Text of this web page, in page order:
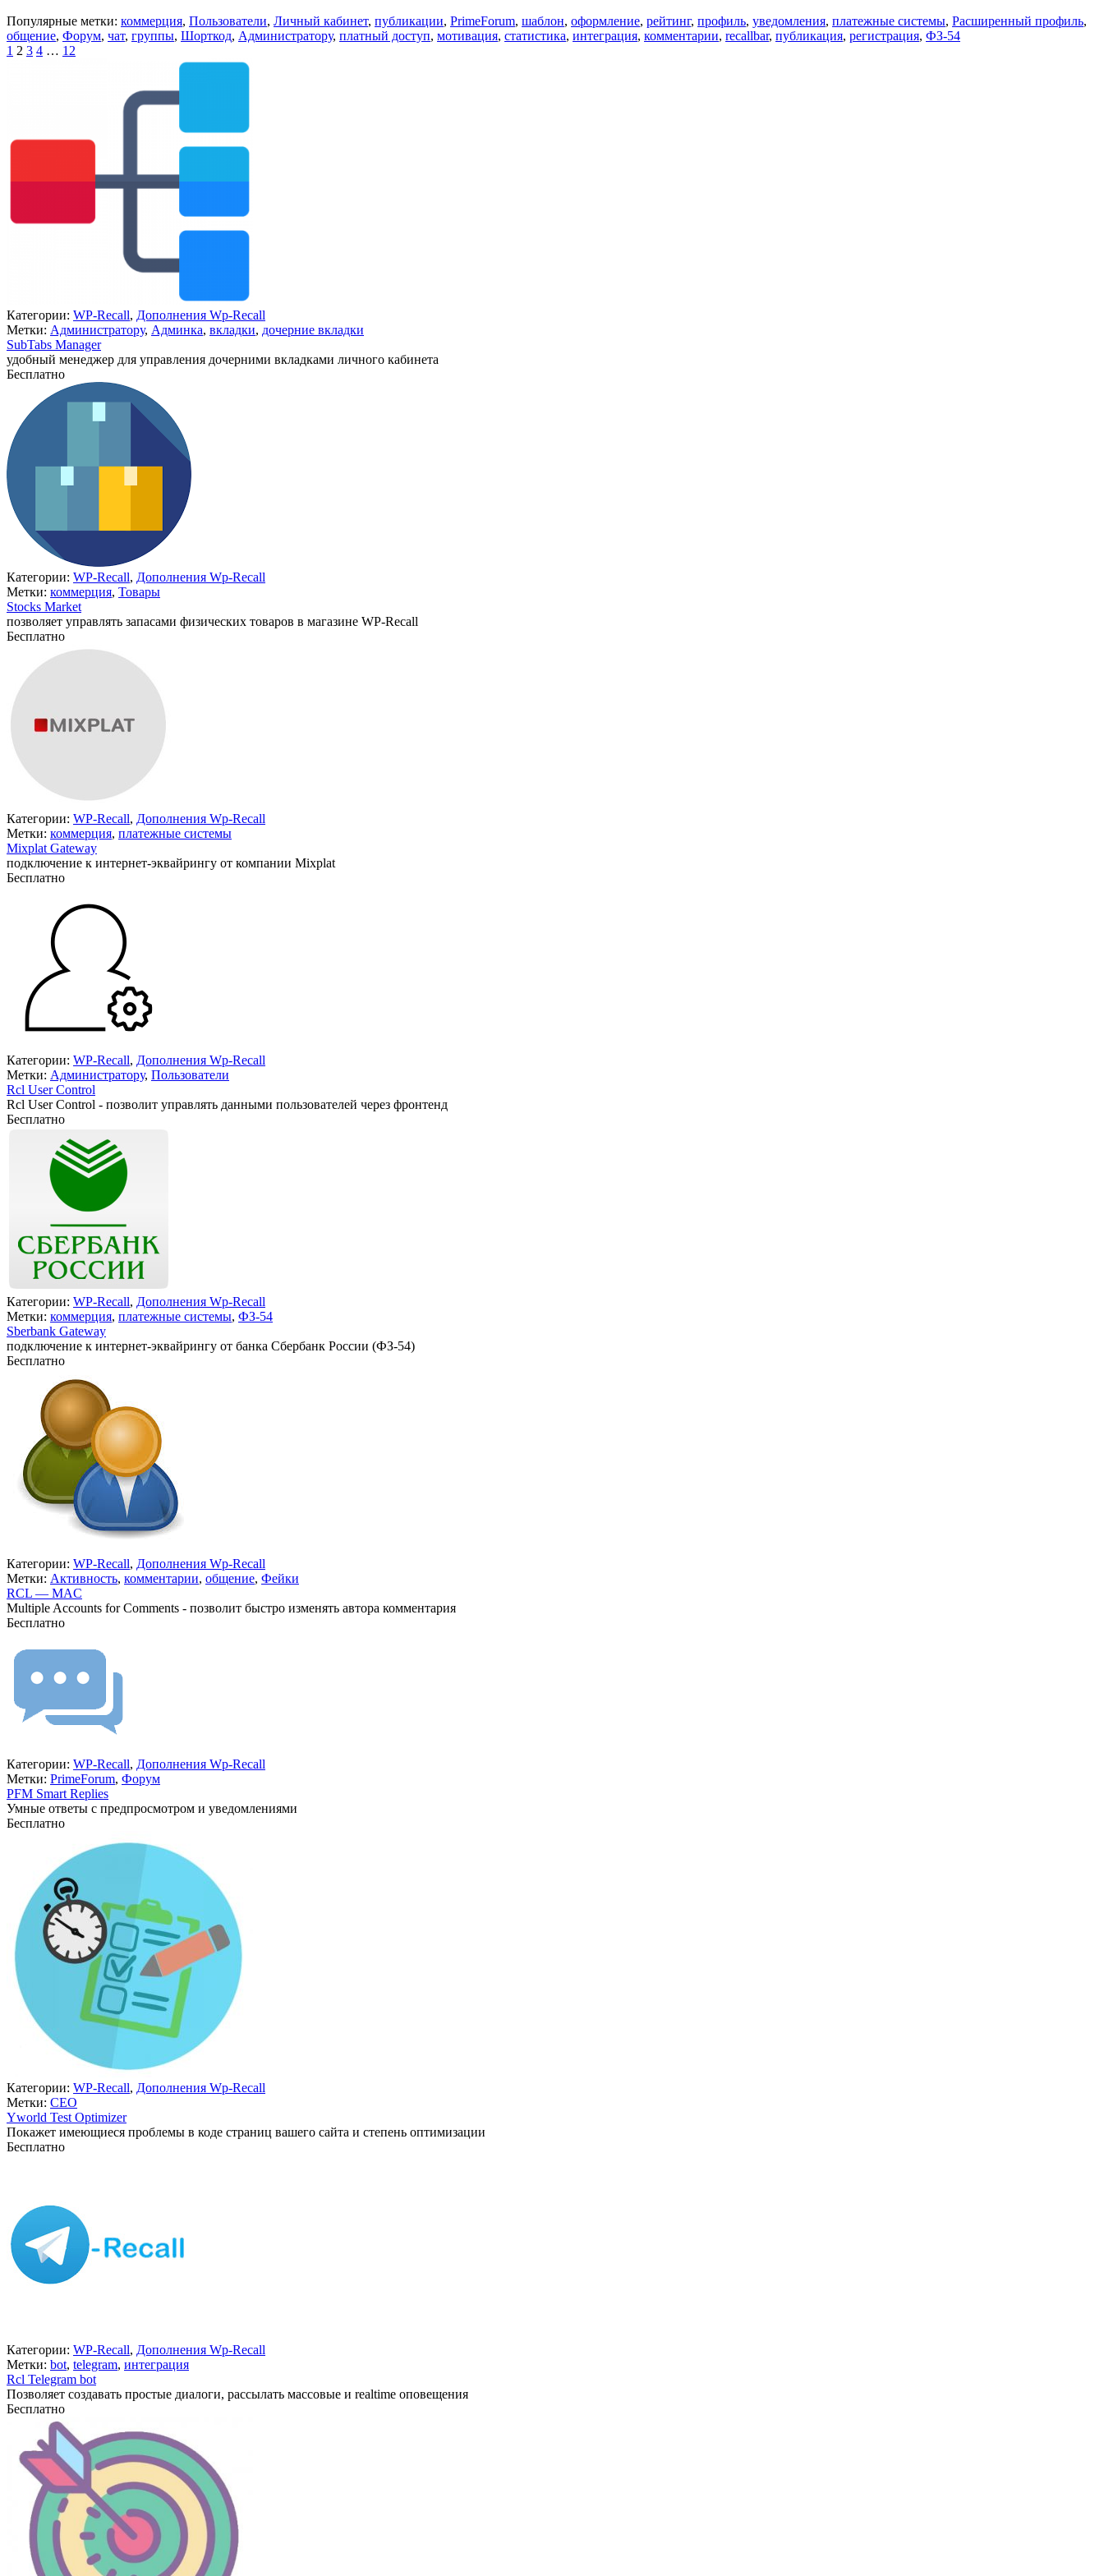
Популярные метки: коммерция, Пользователи, Личный кабинет, публикации, PrimeForum, шаблон, оформление, рейтинг, профиль, уведомления, платежные системы, Расширенный профиль,
общение, Форум, чат, группы, Шорткод, Администратору, платный доступ, мотивация, статистика, интеграция, комментарии, recallbar, публикация, регистрация, ФЗ-54
1 2 3 4 … 12
Категории: WP-Recall, Дополнения Wp-Recall
Метки: Администратору, Админка, вкладки, дочерние вкладки
SubTabs Manager
удобный менеджер для управления дочерними вкладками личного кабинета
Бесплатно
Категории: WP-Recall, Дополнения Wp-Recall
Метки: коммерция, Товары
Stocks Market
позволяет управлять запасами физических товаров в магазине WP-Recall
Бесплатно
Категории: WP-Recall, Дополнения Wp-Recall
Метки: коммерция, платежные системы
Mixplat Gateway
подключение к интернет-эквайрингу от компании Mixplat
Бесплатно
Категории: WP-Recall, Дополнения Wp-Recall
Метки: Администратору, Пользователи
Rcl User Control
Rcl User Control - позволит управлять данными пользователей через фронтенд
Бесплатно
Категории: WP-Recall, Дополнения Wp-Recall
Метки: коммерция, платежные системы, ФЗ-54
Sberbank Gateway
подключение к интернет-эквайрингу от банка Сбербанк России (ФЗ-54)
Бесплатно
Категории: WP-Recall, Дополнения Wp-Recall
Метки: Активность, комментарии, общение, Фейки
RCL — MAC
Multiple Accounts for Comments - позволит быстро изменять автора комментария
Бесплатно
Категории: WP-Recall, Дополнения Wp-Recall
Метки: PrimeForum, Форум
PFM Smart Replies
Умные ответы с предпросмотром и уведомлениями
Бесплатно
Категории: WP-Recall, Дополнения Wp-Recall
Метки: СЕО
Yworld Test Optimizer
Покажет имеющиеся проблемы в коде страниц вашего сайта и степень оптимизации
Бесплатно
Категории: WP-Recall, Дополнения Wp-Recall
Метки: bot, telegram, интеграция
Rcl Telegram bot
Позволяет создавать простые диалоги, рассылать массовые и realtime оповещения
Бесплатно